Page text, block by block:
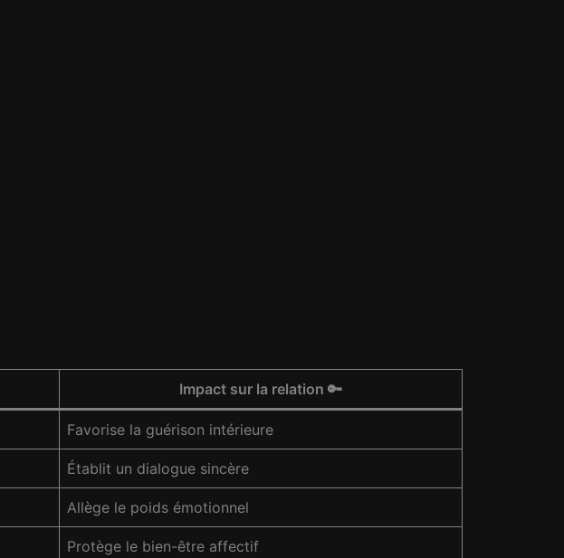
Impact sur la relation 🔑
Favorise la guérison intérieure
Établit un dialogue sincère
Allège le poids émotionnel
Protège le bien-être affectif